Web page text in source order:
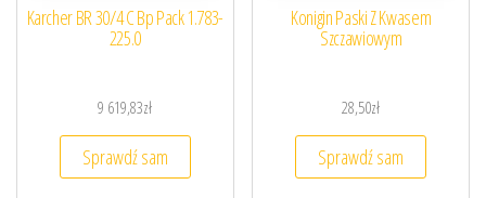
Karcher BR 30/4 C Bp Pack 1.783-
225.0
9 619,83zł
Sprawdź sam
Konigin Paski Z Kwasem
Szczawiowym
28,50zł
Sprawdź sam